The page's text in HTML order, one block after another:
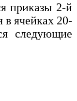
приказы 2-й
ячейках 20-
следующие